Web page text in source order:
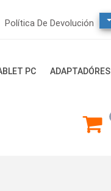
Política De Devolución
PC ADAPTADÓRES